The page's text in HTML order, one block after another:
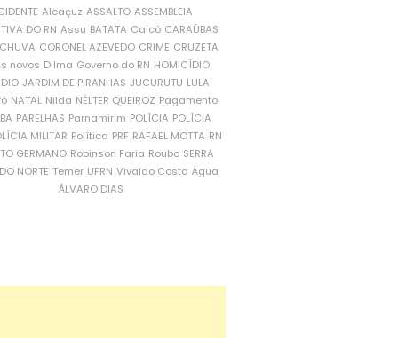
Alcaçuz ASSALTO ASSEMBLEIA
DO RN Assu BATATA Caicó CARAÚBAS
CORONEL AZEVEDO CRIME CRUZETA
novos Dilma Governo do RN HOMICÍDIO
JARDIM DE PIRANHAS JUCURUTU LULA
NATAL Nilda NÉLTER QUEIROZ Pagamento
PARELHAS Parnamirim POLÍCIA POLÍCIA
MILITAR Política PRF RAFAEL MOTTA RN
GERMANO Robinson Faria Roubo SERRA
NORTE Temer UFRN Vivaldo Costa Água
ÁLVARO DIAS